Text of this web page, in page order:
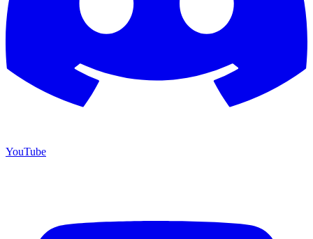
YouTube